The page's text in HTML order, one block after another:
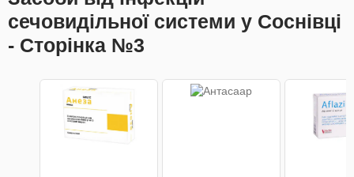
сечовидільної системи у Соснівці
- Сторінка №3